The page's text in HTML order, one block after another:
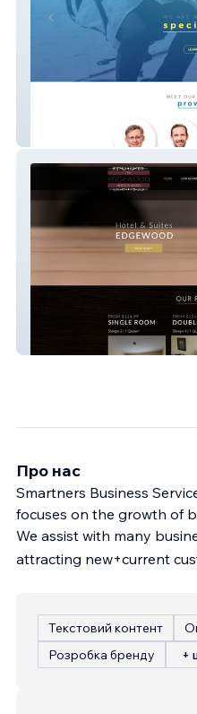
Mt Ogden Anesthesia
Edgewood Hotel
Про нас
Smartners Business
focuses on the growth of
We assist with many
attracting new+current
Текстовий контент
Розробка бренду
+